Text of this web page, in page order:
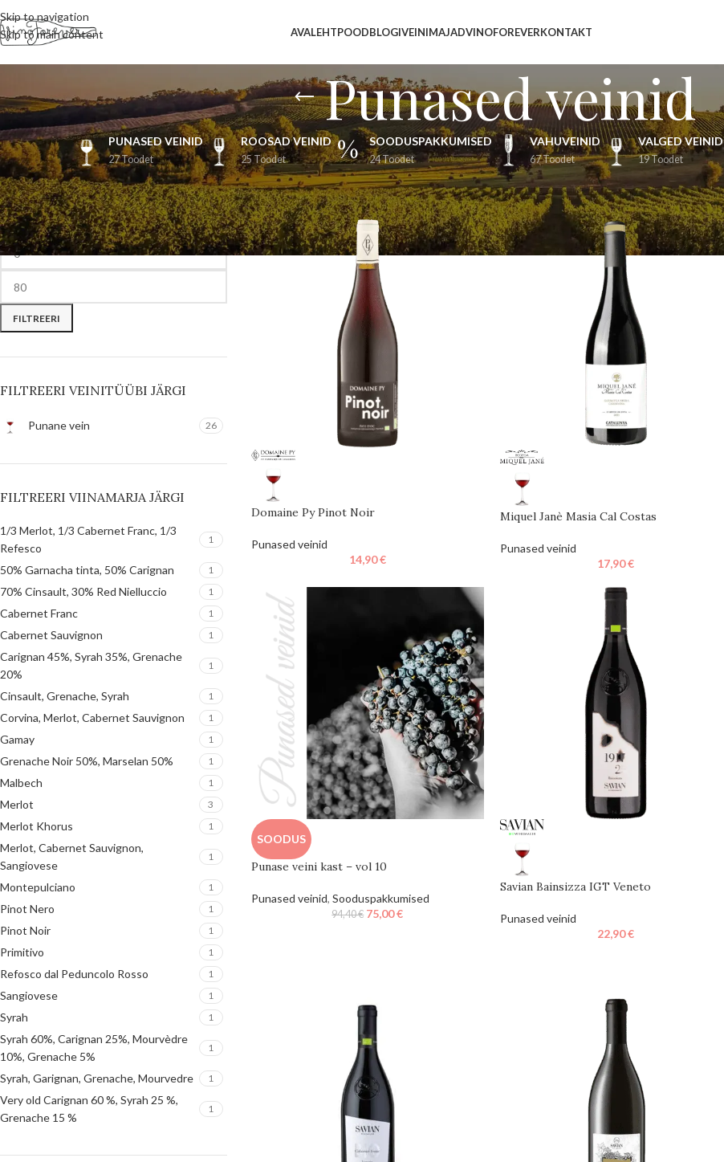
Skip to navigation
Skip to main content
AVALEHTPOODBLOGIVEINIMAJADVINOFOREVERKONTAKT
Punased veinid
PUNASED VEINID
27 Toodet
ROOSAD VEINID
25 Toodet
SOODUSPAKKUMISED
24 Toodet
VAHUVEINID
67 Toodet
VALGED VEINID
19 Toodet
FILTREERI HINNA JÄRGI
FILTREERI
FILTREERI VEINITÜÜBI JÄRGI
Punane vein 26
FILTREERI VIINAMARJA JÄRGI
1/3 Merlot, 1/3 Cabernet Franc, 1/3
Refesco
1
50% Garnacha tinta, 50% Carignan 1
70% Cinsault, 30% Red Nielluccio 1
Cabernet Franc 1
Cabernet Sauvignon 1
Carignan 45%, Syrah 35%, Grenache
20%
1
Cinsault, Grenache, Syrah 1
Corvina, Merlot, Cabernet Sauvignon 1
Gamay 1
Grenache Noir 50%, Marselan 50% 1
Malbech 1
Merlot 3
Merlot Khorus 1
Merlot, Cabernet Sauvignon,
Sangiovese
1
Montepulciano 1
Pinot Nero 1
Pinot Noir 1
Primitivo 1
Refosco dal Peduncolo Rosso 1
Sangiovese 1
Syrah 1
Syrah 60%, Carignan 25%, Mourvèdre
10%, Grenache 5%
1
Syrah, Garignan, Grenache, Mourvedre 1
Very old Carignan 60 %, Syrah 25 %,
Grenache 15 %
1
Esileht /Punased veinid/Lehekülg 2 12
Domaine Py Pinot Noir
Punased veinid
14,90€
Miquel Janè Masia Cal Costas
Punased veinid
17,90€
SOODUS
Punase veini kast – vol 10
Punased veinid, Sooduspakkumised
94,40€ 75,00€
Savian Bainsizza IGT Veneto
Punased veinid
22,90€